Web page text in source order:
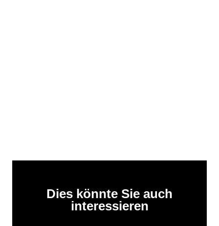
Dies könnte Sie auch
interessieren